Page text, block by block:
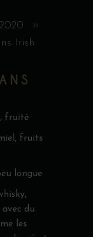
Irish
fruité
fruits
longue
du
les